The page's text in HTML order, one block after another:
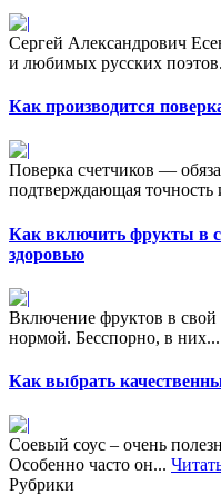
Сергей Александрович
и любимых русских
Как производится
Поверка счетчиков —
подтверждающая точность
Как включить фрукты в
здоровью
Включение фруктов в
нормой. Бесспорно, в них...
Как выбрать
Соевый соус – очень
Особенно часто он...
Рубрики